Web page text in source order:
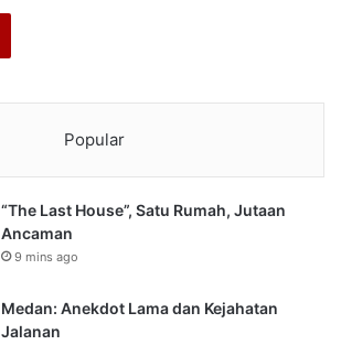
Popular
“The Last House”, Satu Rumah, Jutaan
Ancaman
9 mins ago
Medan: Anekdot Lama dan Kejahatan
Jalanan